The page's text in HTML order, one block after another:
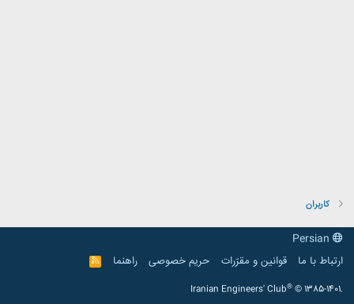
کاربران
ارتباط با ما
قوانین و مقرّرات حریم خصوصی راهنما
R
S
Iranian Engineers' Club® © 1385-1401.